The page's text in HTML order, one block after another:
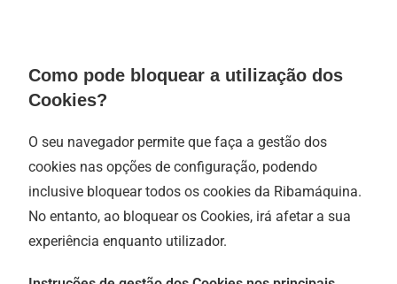
Como pode bloquear a utilização dos
Cookies?
O seu navegador permite que faça a gestão dos
cookies nas opções de configuração, podendo
inclusive bloquear todos os cookies da Ribamáquina.
No entanto, ao bloquear os Cookies, irá afetar a sua
experiência enquanto utilizador.